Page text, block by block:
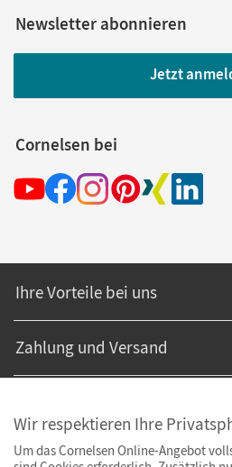
Newsletter abonnieren
Jetzt
Cornelsen bei
Ihre Vorteile bei uns
Zahlung und Versand
Wir respektieren Ihre
Um das Cornelsen Online-Angebot